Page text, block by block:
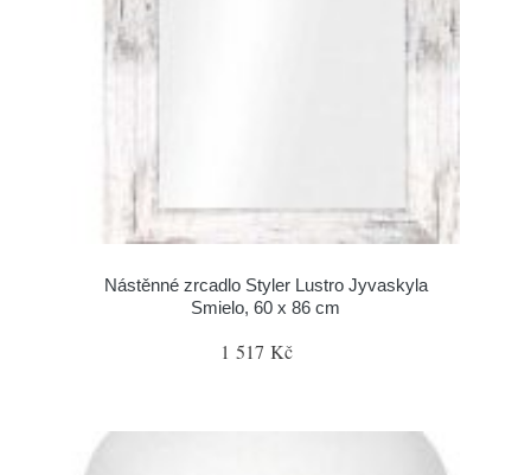
Nástěnné zrcadlo Styler Lustro Jyvaskyla
Smielo, 60 x 86 cm
1 517 Kč